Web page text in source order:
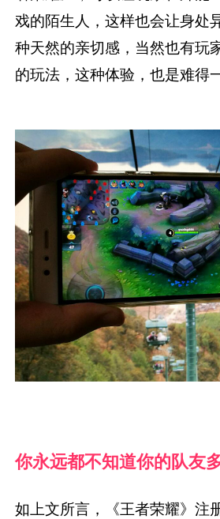
戏的陌生人，这样也会让身处
种天然的亲切感，当然也有玩
的玩法，这种体验，也是难得
你永远都不知道你的队友
如上文所言，《王者荣耀》注